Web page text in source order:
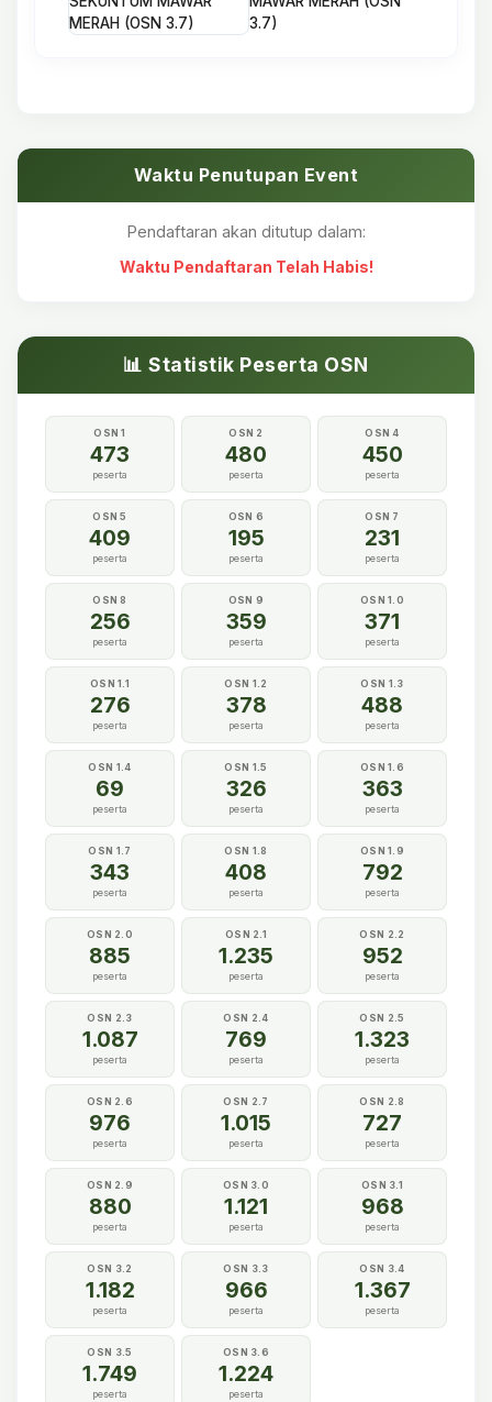
3.7)
Waktu Penutupan Event
Pendaftaran akan ditutup dalam:
Waktu Pendaftaran Telah Habis!
📊 Statistik Peserta OSN
OSN 1
473
peserta
OSN 2
480
peserta
OSN 4
450
peserta
OSN 5
409
peserta
OSN 6
195
peserta
OSN 7
231
peserta
OSN 8
256
peserta
OSN 9
359
peserta
OSN 1.0
371
peserta
OSN 1.1
276
peserta
OSN 1.2
378
peserta
OSN 1.3
488
peserta
OSN 1.4
69
peserta
OSN 1.5
326
peserta
OSN 1.6
363
peserta
OSN 1.7
343
peserta
OSN 1.8
408
peserta
OSN 1.9
792
peserta
OSN 2.0
885
peserta
OSN 2.1
1.235
peserta
OSN 2.2
952
peserta
OSN 2.3
1.087
peserta
OSN 2.4
769
peserta
OSN 2.5
1.323
peserta
OSN 2.6
976
peserta
OSN 2.7
1.015
peserta
OSN 2.8
727
peserta
OSN 2.9
880
peserta
OSN 3.0
1.121
peserta
OSN 3.1
968
peserta
OSN 3.2
1.182
peserta
OSN 3.3
966
peserta
OSN 3.4
1.367
peserta
OSN 3.5
1.749
peserta
OSN 3.6
1.224
peserta